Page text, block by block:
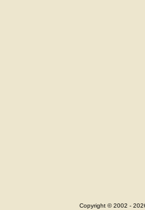
Copyright © 2002 -